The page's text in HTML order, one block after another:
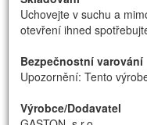
Uchovejte v suchu a
otevření ihned
Bezpečnostní varování
Upozornění: Tento
Výrobce/Dodavatel